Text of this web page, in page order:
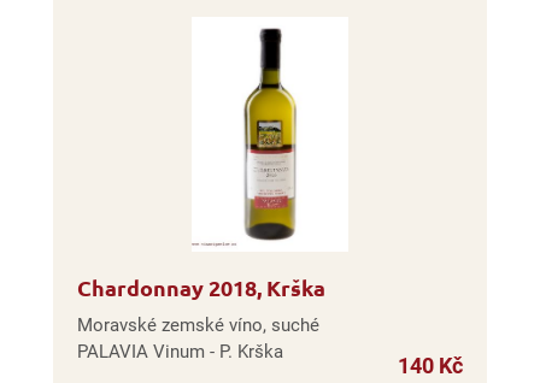
Chardonnay 2018, Krška
Moravské zemské víno, suché
PALAVIA Vinum - P. Krška
140 Kč